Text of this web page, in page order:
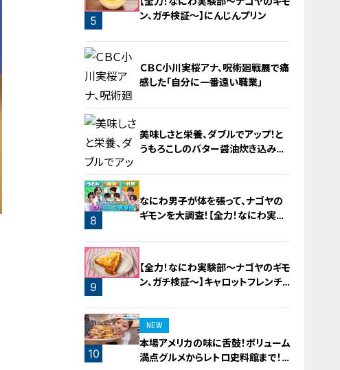
4
5
ン、ガチ検証～】にんじんプリン
6
ＣＢＣ小川実桜アナ、呪術廻戦展で痛
感した「自分に一番遠い職業」
7
美味しさと栄養、ダブルでアップ！と
うもろこしのバター醤油炊き込みご
8
なにわ男子が体を張って、ナゴヤの
ギモンを大調査！【全力！なにわ実験
9
【全力！なにわ実験部～ナゴヤのギモ
ン、ガチ検証～】キャロットフレンチ
10
NEW
本場アメリカの味に舌鼓！ボリューム
満点グルメからレトロ史料館まで！